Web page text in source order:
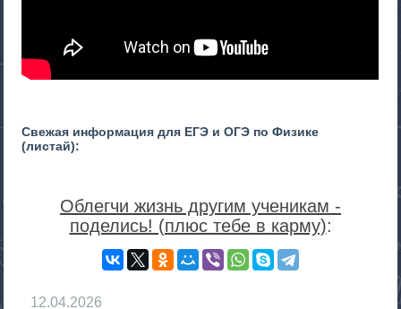
Свежая информация для ЕГЭ и ОГЭ по Физике
(листай):
Облегчи жизнь другим ученикам -
поделись! (плюс тебе в карму):
12.04.2026